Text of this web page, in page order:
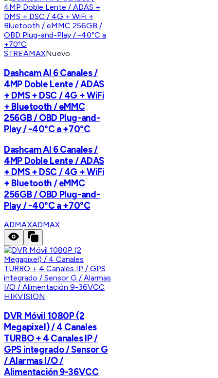
STREAMAXNuevo
Dashcam AI 6 Canales /
4MP Doble Lente / ADAS
+ DMS + DSC / 4G + WiFi
+ Bluetooth / eMMC
256GB / OBD Plug-and-
Play / -40°C a +70°C
Dashcam AI 6 Canales /
4MP Doble Lente / ADAS
+ DMS + DSC / 4G + WiFi
+ Bluetooth / eMMC
256GB / OBD Plug-and-
Play / -40°C a +70°C
ADMAXADMAX
HIKVISION
DVR Móvil 1080P (2
Megapixel) / 4 Canales
TURBO + 4 Canales IP /
GPS integrado / Sensor G
/ Alarmas I/O /
Alimentación 9-36VCC